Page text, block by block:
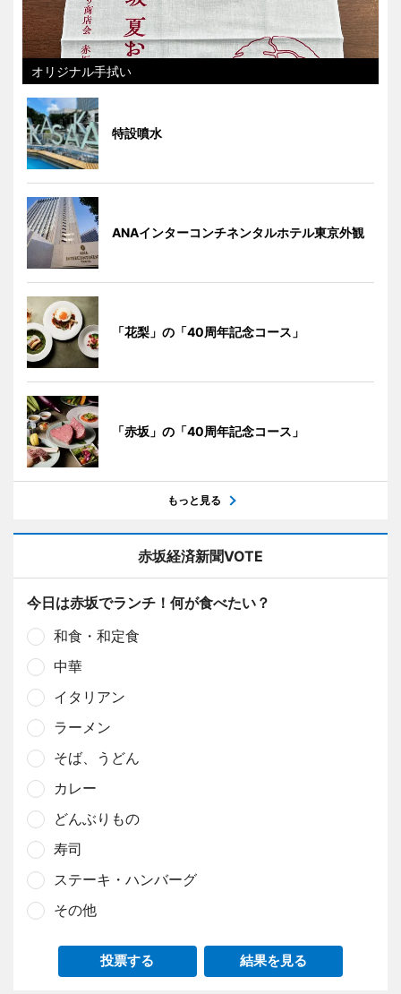
オリジナル手拭い
特設噴水
ANAインターコンチネンタルホテル東京外観
「花梨」の「40周年記念コース」
「赤坂」の「40周年記念コース」
もっと見る
赤坂経済新聞VOTE
今日は赤坂でランチ！何が食べたい？
和食・和定食
中華
イタリアン
ラーメン
そば、うどん
カレー
どんぶりもの
寿司
ステーキ・ハンバーグ
その他
投票する 結果を見る